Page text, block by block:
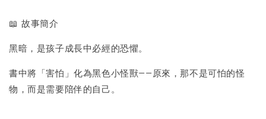
📖 故事簡介
黑暗，是孩子成長中必經的恐懼。
書中將「害怕」化為黑色小怪獸——原來，那不是可怕的怪
物，而是需要陪伴的自己。